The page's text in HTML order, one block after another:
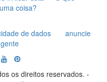
de dados
anuncie
os direitos reservados. -